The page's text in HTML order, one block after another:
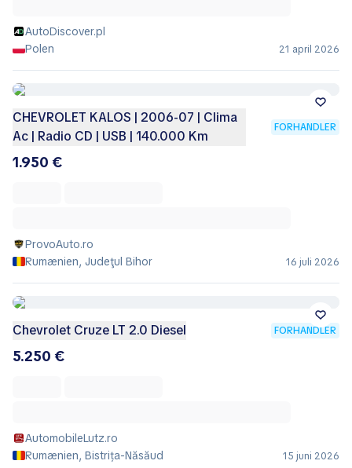
AutoDiscover.pl
Polen
21 april 2026
CHEVROLET KALOS | 2006-07 | Clima
Ac | Radio CD | USB | 140.000 Km
FORHANDLER
1.950 €
ProvoAuto.ro
Rumænien, Judeţul Bihor
16 juli 2026
Chevrolet Cruze LT 2.0 Diesel FORHANDLER
5.250 €
AutomobileLutz.ro
Rumænien, Bistrița-Năsăud
15 juni 2026